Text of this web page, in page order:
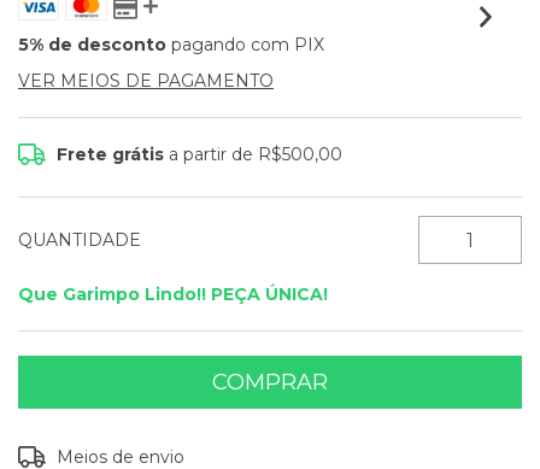
5% de desconto pagando com PIX
VER MEIOS DE PAGAMENTO
Frete grátis a partir de R$500,00
QUANTIDADE
Que Garimpo Lindo!! PEÇA ÚNICA!
Entregas para o CEP:
Meios de envio